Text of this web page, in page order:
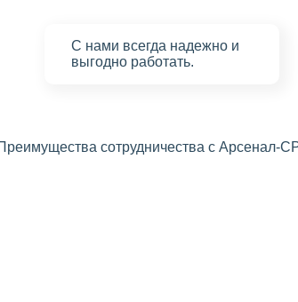
С нами всегда надежно и
выгодно работать.